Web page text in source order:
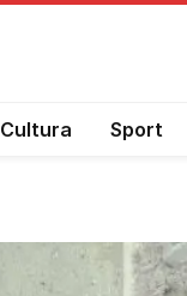
Cultura Sport